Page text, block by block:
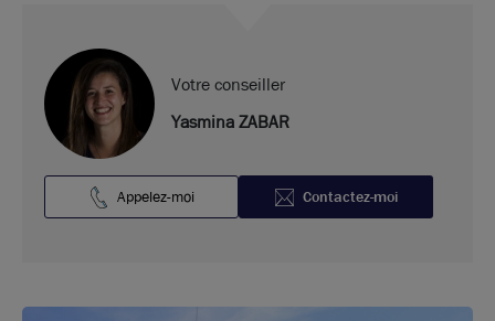
Votre conseiller
Yasmina ZABAR
Appelez-moi Contactez-moi